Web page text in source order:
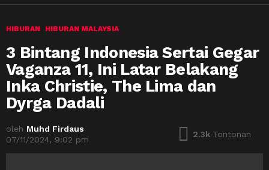
HIBURAN HIBURAN MALAYSIA
3 Bintang Indonesia Sertai Gegar
Vaganza 11, Ini Latar Belakang
Inka Christie, The Lima dan
Dyrga Dadali
oleh Muhd Firdaus
07/11/2024, 9:02 pm
2.3k Tontonan